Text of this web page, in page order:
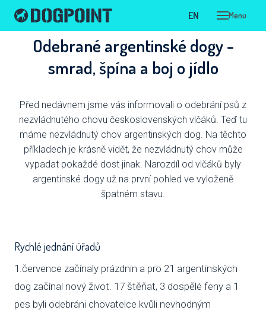
Menu
CS
EN
Odebrané argentinské dogy -
smrad, špína a boj o jídlo
Před nedávnem jsme vás informovali o odebrání psů z
nezvládnutého chovu československých vlčáků. Teď tu
máme nezvládnutý chov argentinských dog. Na těchto
příkladech je krásně vidět, že nezvládnutý chov může
vypadat pokaždé dost jinak. Narozdíl od vlčáků byly
argentinské dogy už na první pohled ve vyloženě
špatném stavu.
Rychlé jednání úřadů
1.července začínaly prázdnin a pro 21 argentinských
dog začínal nový život. 17 štěňat, 3 dospělé feny a 1
pes byli odebráni chovatelce kvůli nevhodným